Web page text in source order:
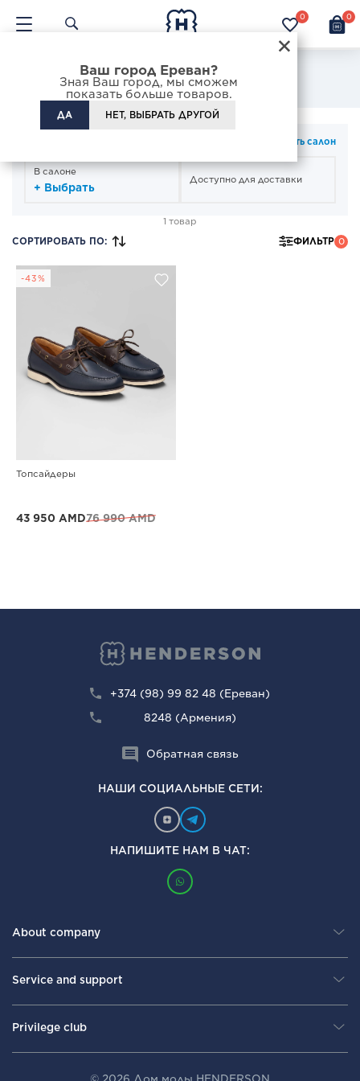
×
Ваш город Ереван?
Зная Ваш город, мы сможем
показать больше товаров.
ДА НЕТ, ВЫБРАТЬ ДРУГОЙ
0 0
Мужские топсайдеры
Изменить салон
В салоне
+ Выбрать
Доступно для доставки
СОРТИРОВАТЬ ПО:
1 товар
ФИЛЬТР 0
-43%
Топсайдеры
43 950 AMD76 990 AMD
+374 (98) 99 82 48 (Ереван)
8248 (Армения)
Обратная связь
НАШИ СОЦИАЛЬНЫЕ СЕТИ:
НАПИШИТЕ НАМ В ЧАТ:
About company
Service and support
Privilege club